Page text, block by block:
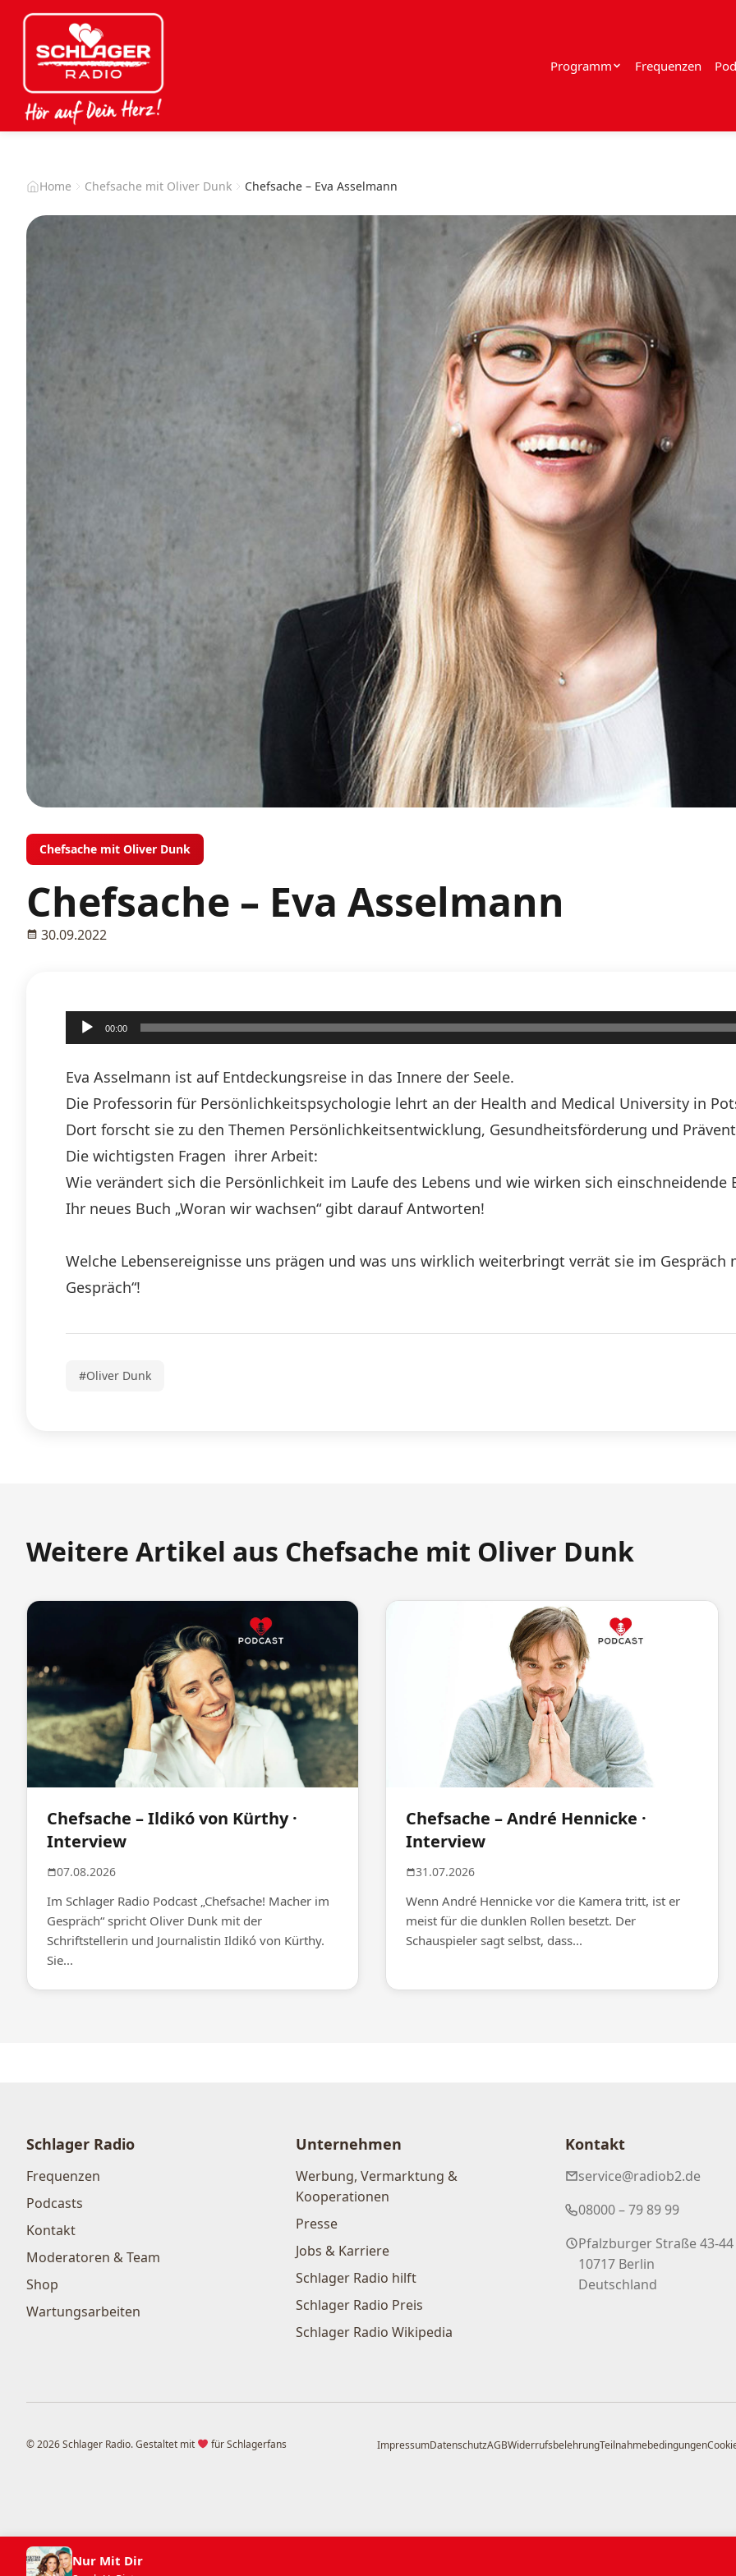
Programm Frequenzen
Home Chefsache mit Oliver Dunk Chefsache – Eva Asselmann
Chefsache mit Oliver Dunk
Chefsache – Eva Asselmann
30.09.2022
Audio-
Player
00:00
Eva Asselmann ist auf Entdeckungsreise in das Innere der Seele.
Die Professorin für Persönlichkeitspsychologie lehrt an der Health and Medical University in
Dort forscht sie zu den Themen Persönlichkeitsentwicklung, Gesundheitsförderung und
Die wichtigsten Fragen ihrer Arbeit:
Wie verändert sich die Persönlichkeit im Laufe des Lebens und wie wirken sich einschneidende
Ihr neues Buch „Woran wir wachsen“ gibt darauf Antworten!
Welche Lebensereignisse uns prägen und was uns wirklich weiterbringt verrät sie im Gespräch
Gespräch“!
#Oliver Dunk
Weitere Artikel aus Chefsache mit Oliver Dunk
Chefsache – Ildikó von Kürthy ·
Interview
07.08.2026
Im Schlager Radio Podcast „Chefsache! Macher im
Gespräch“ spricht Oliver Dunk mit der
Schriftstellerin und Journalistin Ildikó von Kürthy.
Sie...
Chefsache – André Hennicke ·
Interview
31.07.2026
Wenn André Hennicke vor die Kamera tritt, ist er
meist für die dunklen Rollen besetzt. Der
Schauspieler sagt selbst, dass...
Schlager Radio
Frequenzen
Podcasts
Kontakt
Moderatoren & Team
Shop
Wartungsarbeiten
Unternehmen
Werbung, Vermarktung &
Kooperationen
Presse
Jobs & Karriere
Schlager Radio hilft
Schlager Radio Preis
Schlager Radio Wikipedia
Kontakt
service@radiob2.de
08000 – 79 89 99
Pfalzburger Straße 43-44
10717 Berlin
Deutschland
© 2026 Schlager Radio. Gestaltet mit für Schlagerfans ImpressumDatenschutzAGBWiderrufsbelehrungTeilnahmebedingungen
Nur Mit Dir